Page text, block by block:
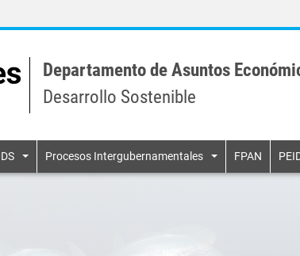
to
content
Departamento de Asuntos
Desarrollo Sostenible
Procesos Intergubernamentales FPAN